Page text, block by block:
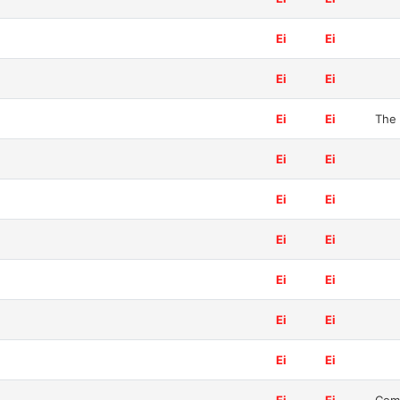
Ei Ei
Ei Ei
Ei Ei The
Ei Ei
Ei Ei
Ei Ei
Ei Ei
Ei Ei
Ei Ei